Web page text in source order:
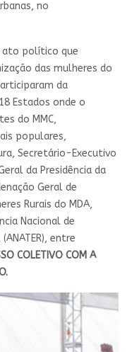
no
ato político que
das mulheres do
da
Estados onde o
do MMC,
populares,
Secretário-Executivo
da Presidência da
Geral de
Rurais do MDA,
Nacional de
entre
COLETIVO COM A